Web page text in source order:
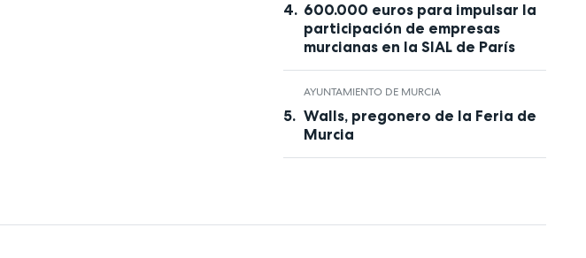
600.000 euros para impulsar la
participación de empresas
murcianas en la SIAL de París
AYUNTAMIENTO DE MURCIA
Walls, pregonero de la Feria de
Murcia